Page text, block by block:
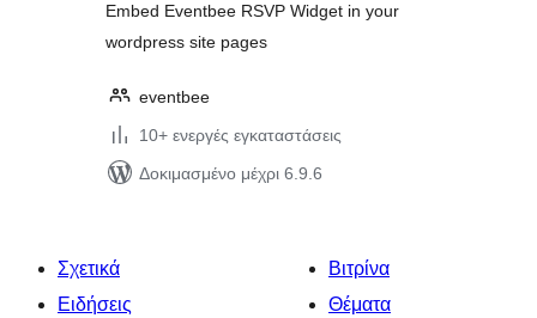
Embed Eventbee RSVP Widget in your
wordpress site pages
eventbee
10+ ενεργές εγκαταστάσεις
Δοκιμασμένο μέχρι 6.9.6
Σχετικά
Ειδήσεις
Βιτρίνα
Θέματα